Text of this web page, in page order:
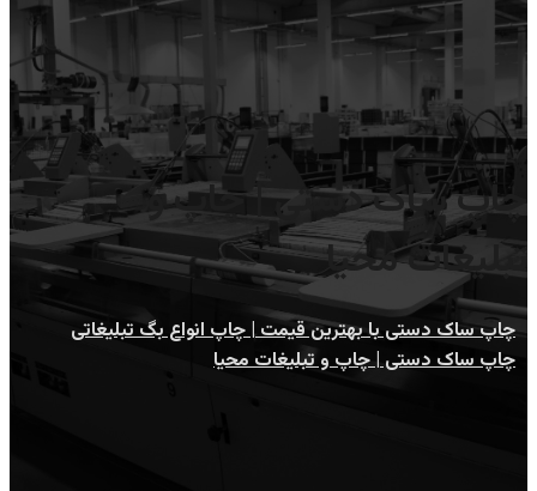
چاپ ساک دستی | چاپ و
تبلیغات محیا
چاپ ساک دستی با بهترین قیمت | چاپ انواع بگ تبلیغاتی
چاپ ساک دستی | چاپ و تبلیغات محیا